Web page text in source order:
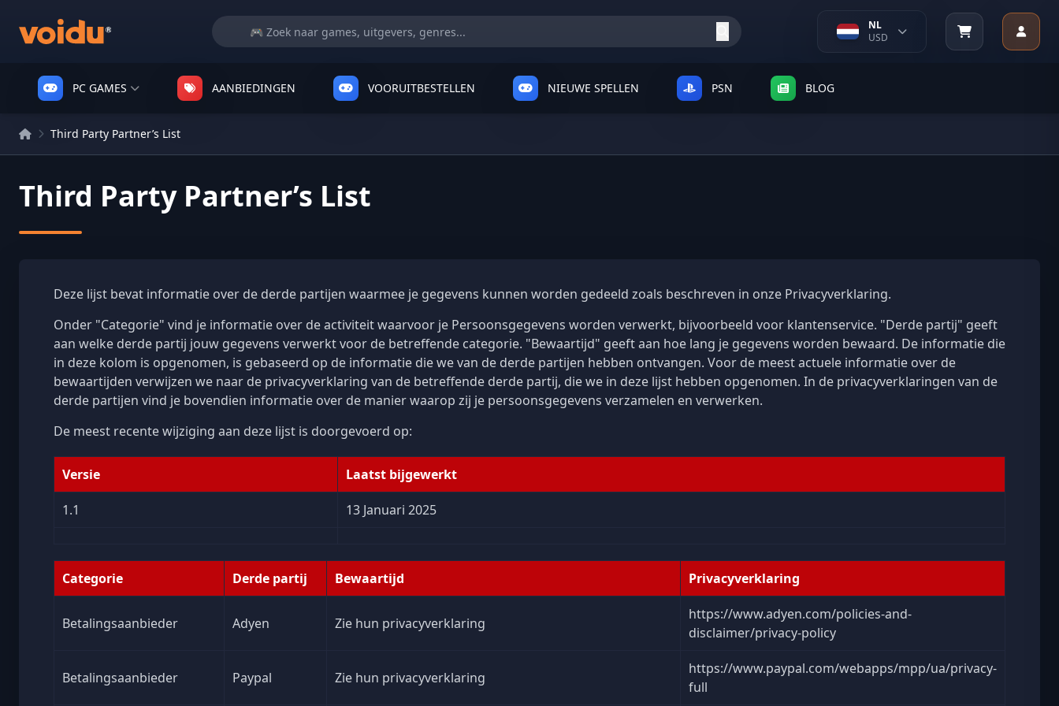
NL
USD
PC GAMES AANBIEDINGEN VOORUITBESTELLEN NIEUWE SPELLEN PSN BLOG
Third Party Partner’s List
Third Party Partner’s List
Deze lijst bevat informatie over de derde partijen waarmee je gegevens kunnen worden gedeeld zoals beschreven in onze Privacyverklaring.
Onder "Categorie" vind je informatie over de activiteit waarvoor je Persoonsgegevens worden verwerkt, bijvoorbeeld voor klantenservice. "Derde partij" geeft
aan welke derde partij jouw gegevens verwerkt voor de betreffende categorie. "Bewaartijd" geeft aan hoe lang je gegevens worden bewaard. De informatie die
in deze kolom is opgenomen, is gebaseerd op de informatie die we van de derde partijen hebben ontvangen. Voor de meest actuele informatie over de
bewaartijden verwijzen we naar de privacyverklaring van de betreffende derde partij, die we in deze lijst hebben opgenomen. In de privacyverklaringen van de
derde partijen vind je bovendien informatie over de manier waarop zij je persoonsgegevens verzamelen en verwerken.
De meest recente wijziging aan deze lijst is doorgevoerd op:
Versie Laatst bijgewerkt
1.1 13 Januari 2025
Categorie Derde partij Bewaartijd Privacyverklaring
Betalingsaanbieder Adyen Zie hun privacyverklaring
https://www.adyen.com/policies-and-
disclaimer/privacy-policy
Betalingsaanbieder Paypal Zie hun privacyverklaring
https://www.paypal.com/webapps/mpp/ua/privacy-
full